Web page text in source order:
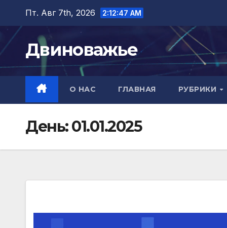
Перейти
содержимому
Пт. Авг 7th, 2026 2:12:48 AM
Двиноважье
О НАС ГЛАВНАЯ РУБРИКИ
День:01.01.2025